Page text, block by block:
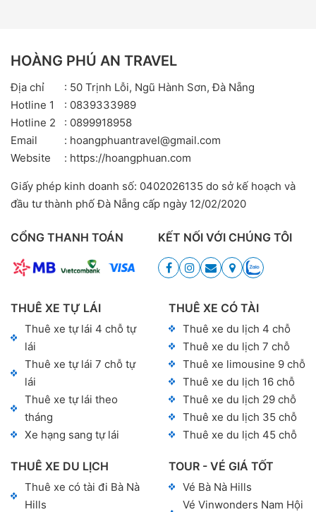
HOÀNG PHÚ AN TRAVEL
Địa chỉ
: 50 Trịnh Lỗi, Ngũ Hành Sơn, Đà Nẵng
Hotline 1
: 0839333989
Hotline 2
: 0899918958
Email
: hoangphuantravel@gmail.com
Website
: https://hoangphuan.com
Giấy phép kinh doanh số: 0402026135 do sở kế hoạch và
đầu tư thành phố Đà Nẵng cấp ngày 12/02/2020
CỔNG THANH TOÁN KẾT NỐI VỚI CHÚNG TÔI
THUÊ XE TỰ LÁI
Thuê xe tự lái 4 chỗ tự
lái
Thuê xe tự lái 7 chỗ tự
lái
Thuê xe tự lái theo
tháng
Xe hạng sang tự lái
THUÊ XE DU LỊCH
Thuê xe có tài đi Bà Nà
Hills
THUÊ XE CÓ TÀI
Thuê xe du lịch 4 chỗ
Thuê xe du lịch 7 chỗ
Thuê xe limousine 9 chỗ
Thuê xe du lịch 16 chỗ
Thuê xe du lịch 29 chỗ
Thuê xe du lịch 35 chỗ
Thuê xe du lịch 45 chỗ
TOUR - VÉ GIÁ TỐT
Vé Bà Nà Hills
Vé Vinwonders Nam Hội